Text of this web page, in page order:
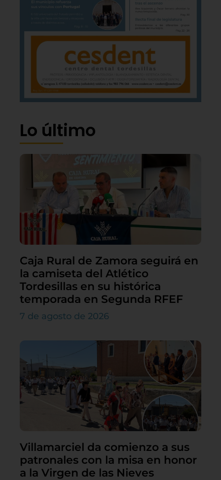
Lo último
Caja Rural de Zamora seguirá en
la camiseta del Atlético
Tordesillas en su histórica
temporada en Segunda RFEF
7 de agosto de 2026
Villamarciel da comienzo a sus
patronales con la misa en honor
a la Virgen de las Nieves